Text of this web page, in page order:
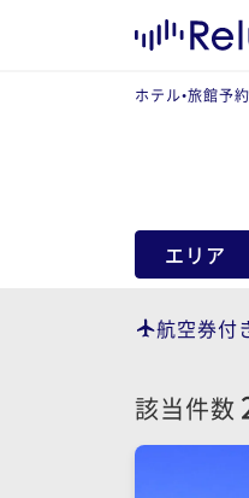
ホテル•旅館予
エリア
航空券付
該当件数